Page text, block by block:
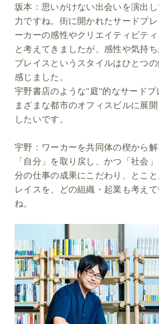
坂本： 思いがけない出会いを演出
力ですね。街に開かれたサードプ
ーカーの感性やクリエイティビテ
と考えてきましたが、感性や気持
プレイスというスタイルはひとつ
感じました。
宇野書店のような"庭"的なサードプ
まざまな都市のオフィスビルに展
したいです。
宇野： ワーカーを共同体の楔から
「自分」を取り戻し、かつ「社会
分の仕事の成果にこだわり、とこ
レイスを、どの組織・起業も考え
ね。